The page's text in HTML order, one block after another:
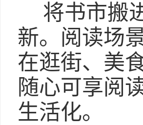
将书市搬
新。阅读场
在逛街、美
随心可享阅
生活化。